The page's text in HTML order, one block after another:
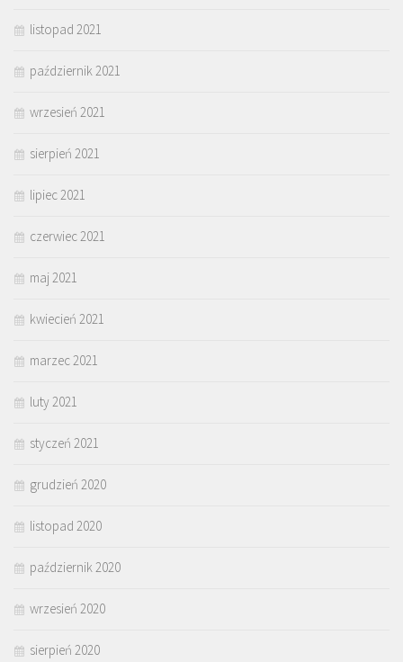
listopad 2021
październik 2021
wrzesień 2021
sierpień 2021
lipiec 2021
czerwiec 2021
maj 2021
kwiecień 2021
marzec 2021
luty 2021
styczeń 2021
grudzień 2020
listopad 2020
październik 2020
wrzesień 2020
sierpień 2020